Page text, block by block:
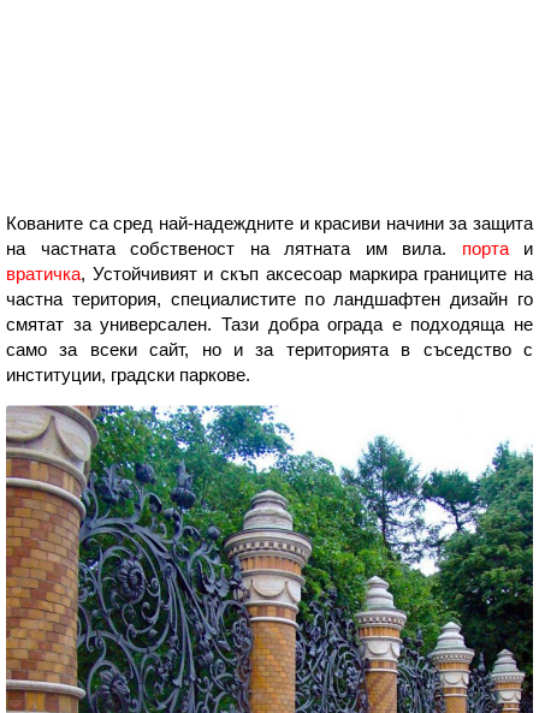
Кованите са сред най-надеждните и красиви начини за защита
на частната собственост на лятната им вила. портаи
вратичка, Устойчивият и скъп аксесоар маркира границите на
частна територия, специалистите по ландшафтен дизайн го
смятат за универсален. Тази добра ограда е подходяща не
само за всеки сайт, но и за територията в съседство с
институции, градски паркове.